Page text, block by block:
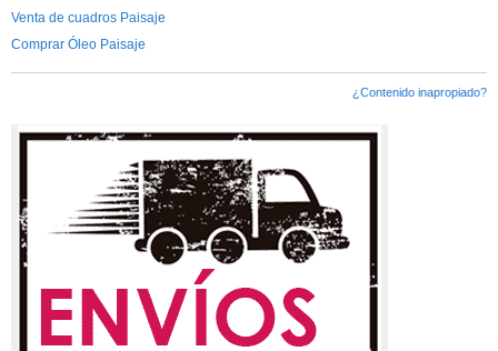
Venta de cuadros Paisaje
Comprar Óleo Paisaje
¿Contenido inapropiado?